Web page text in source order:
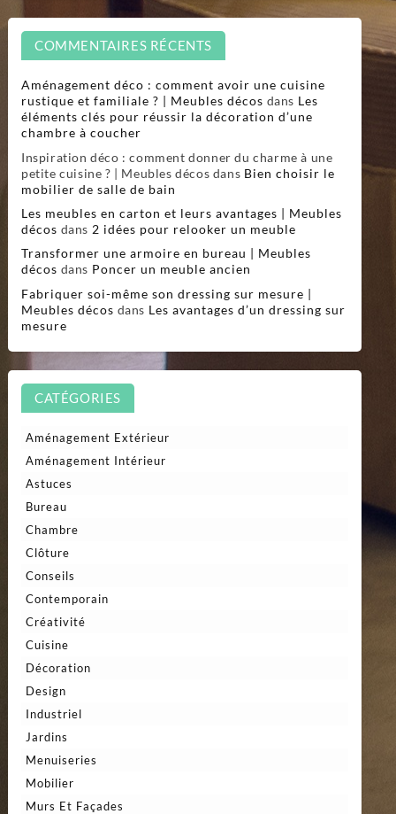
COMMENTAIRES RÉCENTS
Aménagement déco : comment avoir une cuisine
rustique et familiale ? | Meubles décos dans Les
éléments clés pour réussir la décoration d’une
chambre à coucher
Inspiration déco : comment donner du charme à une
petite cuisine ? | Meubles décos dans Bien choisir le
mobilier de salle de bain
Les meubles en carton et leurs avantages | Meubles
décos dans 2 idées pour relooker un meuble
Transformer une armoire en bureau | Meubles
décos dans Poncer un meuble ancien
Fabriquer soi-même son dressing sur mesure |
Meubles décos dans Les avantages d’un dressing sur
mesure
CATÉGORIES
Aménagement Extérieur
Aménagement Intérieur
Astuces
Bureau
Chambre
Clôture
Conseils
Contemporain
Créativité
Cuisine
Décoration
Design
Industriel
Jardins
Menuiseries
Mobilier
Murs Et Façades